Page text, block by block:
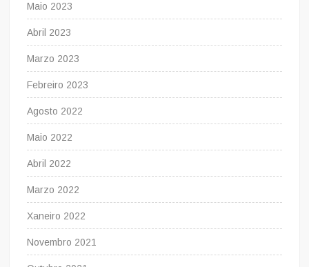
Maio 2023
Abril 2023
Marzo 2023
Febreiro 2023
Agosto 2022
Maio 2022
Abril 2022
Marzo 2022
Xaneiro 2022
Novembro 2021